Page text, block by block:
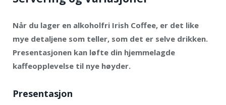
Når du lager en alkoholfri Irish Coffee, er det like
mye detaljene som teller, som det er selve drikken.
Presentasjonen kan løfte din hjemmelagde
kaffeopplevelse til nye høyder.
Presentasjon